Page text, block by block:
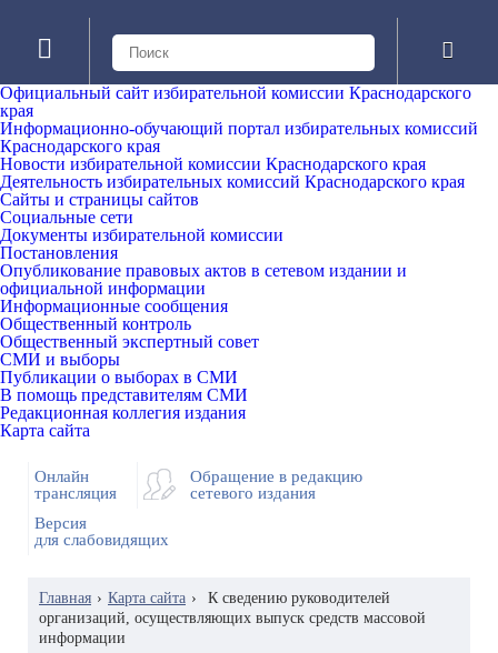
Официальный сайт избирательной комиссии Краснодарского
края
Информационно-обучающий портал избирательных комиссий
Краснодарского края
Новости избирательной комиссии Краснодарского края
Деятельность избирательных комиссий Краснодарского края
Сайты и страницы сайтов
Социальные сети
Документы избирательной комиссии
Постановления
Опубликование правовых актов в сетевом издании и
официальной информации
Информационные сообщения
Общественный контроль
Общественный экспертный совет
СМИ и выборы
Публикации о выборах в СМИ
В помощь представителям СМИ
Редакционная коллегия издания
Карта сайта
Онлайн
трансляция
Обращение в редакцию
сетевого издания
Версия
для слабовидящих
Главная › Карта сайта ›
К сведению руководителей
организаций, осуществляющих выпуск средств массовой
информации